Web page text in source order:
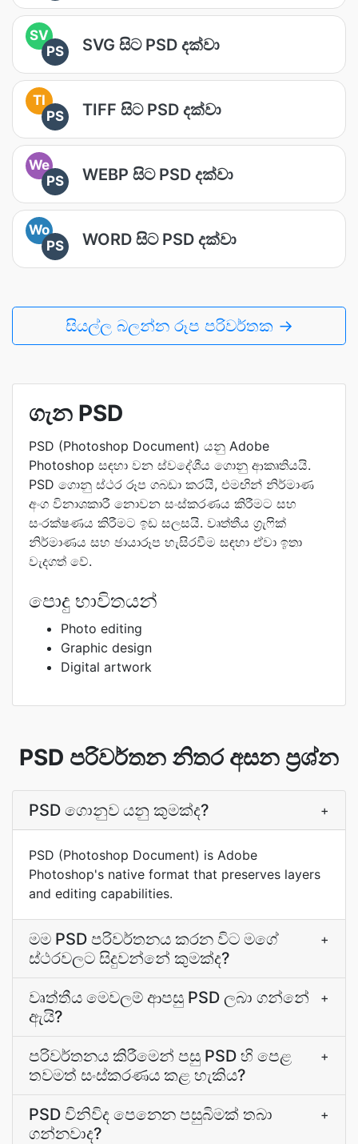
SV
PS
SVG සිට PSD දක්වා
TI
PS
TIFF සිට PSD දක්වා
We
PS
WEBP සිට PSD දක්වා
Wo
PS
WORD සිට PSD දක්වා
සියල්ල බලන්න රූප පරිවර්තක →
ගැන PSD
PSD (Photoshop Document) යනු Adobe
Photoshop සඳහා වන ස්වදේශීය ගොනු ආකෘතියයි.
PSD ගොනු ස්ථර රූප ගබඩා කරයි, එමඟින් නිර්මාණ
අංග විනාශකාරී නොවන සංස්කරණය කිරීමට සහ
සංරක්ෂණය කිරීමට ඉඩ සලසයි. වෘත්තීය ග්‍රැෆික්
නිර්මාණය සහ ඡායාරූප හැසිරවීම සඳහා ඒවා ඉතා
වැදගත් වේ.
පොදු භාවිතයන්
Photo editing
Graphic design
Digital artwork
PSD පරිවර්තන නිතර අසන ප්‍රශ්න
PSD ගොනුව යනු කුමක්ද? +
PSD (Photoshop Document) is Adobe
Photoshop's native format that preserves layers
and editing capabilities.
මම PSD පරිවර්තනය කරන විට මගේ
ස්ථරවලට සිදුවන්නේ කුමක්ද?
+
වෘත්තීය මෙවලම් ආපසු PSD ලබා ගන්නේ
ඇයි?
+
පරිවර්තනය කිරීමෙන් පසු PSD හි පෙළ
තවමත් සංස්කරණය කළ හැකිය?
+
PSD විනිවිද පෙනෙන පසුබිමක් තබා
ගන්නවාද?
+